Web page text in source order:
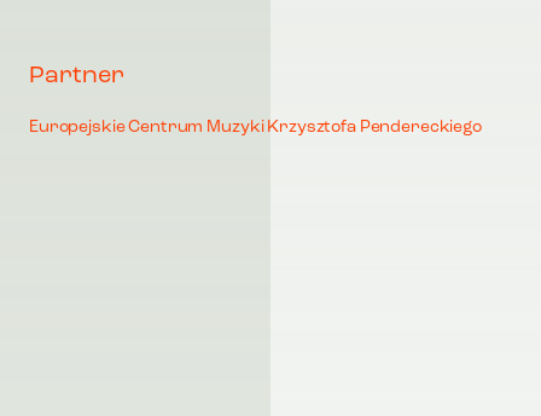
Partner
Europejskie Centrum Muzyki Krzysztofa Pendereckiego